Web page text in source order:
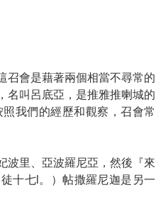
召會是藉著兩個相當不尋常的
名叫呂底亞，是推雅推喇城的
我們的經歷和觀察，召會常
波里、亞波羅尼亞，然後『來
十七l。）帖撒羅尼迦是另一